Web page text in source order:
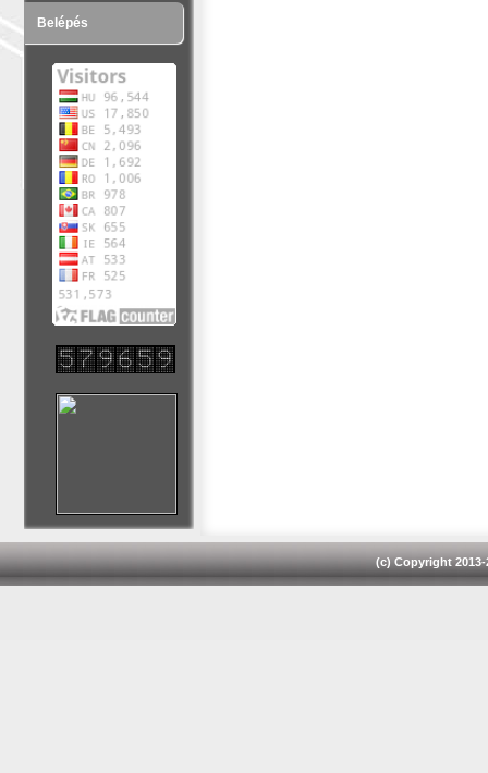
Belépés
(c) Copyright